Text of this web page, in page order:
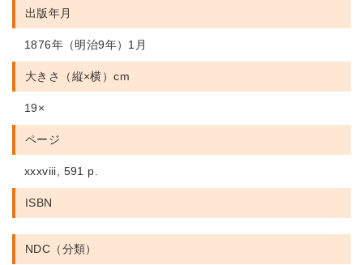
出版年月
1876年（明治9年）1月
大きさ（縦×横）cm
19×
ページ
xxxviii, 591 p.
ISBN
NDC（分類）